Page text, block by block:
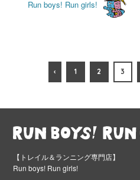
Run boys! Run girls!
‹ 1 2 3
【トレイル＆ランニング専門店】
Run boys! Run girls!